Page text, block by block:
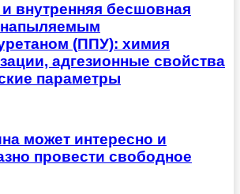
внутренняя бесшовная
напыляемым
(ППУ): химия
адгезионные свойства
параметры
может интересно и
провести свободное